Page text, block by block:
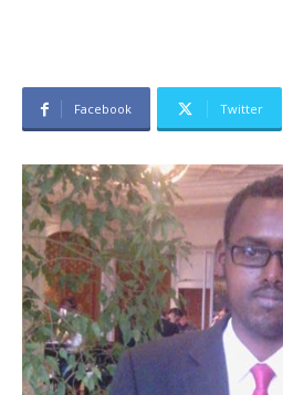
Facebook Twitter